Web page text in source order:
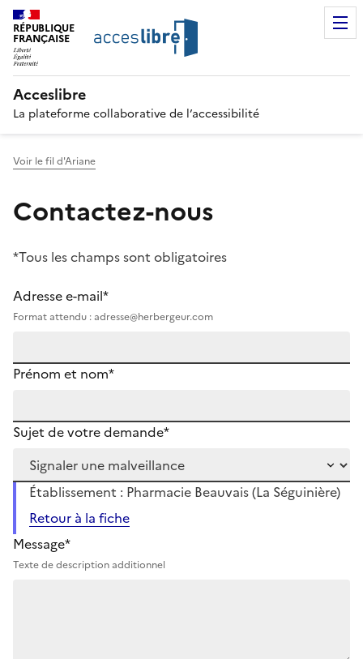
RÉPUBLIQUE
FRANÇAISE
Acceslibre
La plateforme collaborative de l’accessibilité
Voir le fil d'Ariane
Contactez-nous
*Tous les champs sont obligatoires
Adresse e-mail*
Format attendu : adresse@herbergeur.com
Prénom et nom*
Sujet de votre demande*
Établissement : Pharmacie Beauvais (La Séguinière)
Retour à la fiche
Message*
Texte de description additionnel